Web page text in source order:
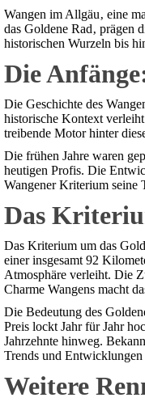
Wangen im Allgäu‚ eine
das Goldene Rad‚ prägen
historischen Wurzeln bis
Die
Die Geschichte des
historische Kontext
treibende Motor hinter
Die frühen Jahre waren
heutigen Profis. Die
Wangener Kriterium seine
Das
Das Kriterium um das
einer insgesamt 92
Atmosphäre verleiht. Die
Charme Wangens macht
Die Bedeutung des
Preis lockt Jahr für Jahr
Jahrzehnte hinweg.
Trends und Entwicklungen
Weitere